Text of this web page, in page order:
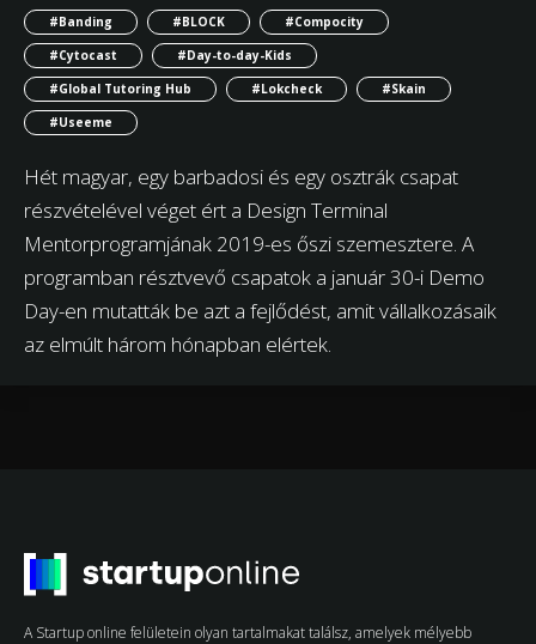
#Banding #BLOCK
#Compocity
#Cytocast
#Day-to-day-Kids
#Global Tutoring Hub
#Lokcheck
#Skain
#Useeme
Hét magyar, egy barbadosi és egy osztrák csapat
részvételével véget ért a Design Terminal
Mentorprogramjának 2019-es őszi szemesztere. A
programban résztvevő csapatok a január 30-i Demo
Day-en mutatták be azt a fejlődést, amit vállalkozásaik
az elmúlt három hónapban elértek.
A Startup online felületein olyan tartalmakat találsz, amelyek mélyebb